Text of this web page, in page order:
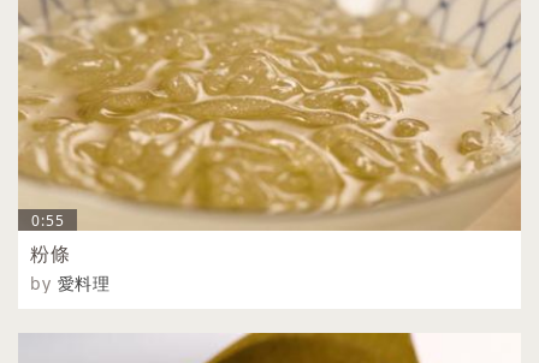
0:55
粉條
by 愛料理